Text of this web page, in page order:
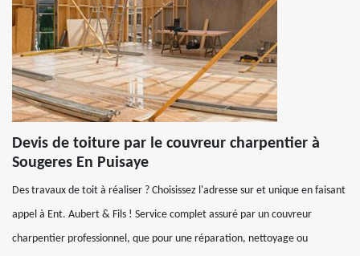
Devis de toiture par le couvreur charpentier à
Sougeres En Puisaye
Des travaux de toit à réaliser ? Choisissez l'adresse sur et unique en faisant
appel à Ent. Aubert & Fils ! Service complet assuré par un couvreur
charpentier professionnel, que pour une réparation, nettoyage ou